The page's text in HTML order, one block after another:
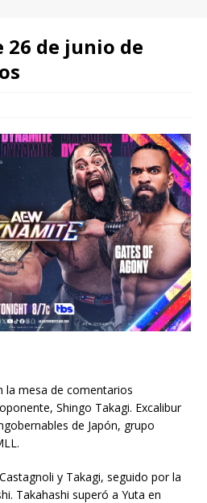
26 de junio de
la mesa de comentarios
Shingo Takagi. Excalibur
de Japón, grupo
y Takagi, seguido por la
Takahashi superó a Yuta en